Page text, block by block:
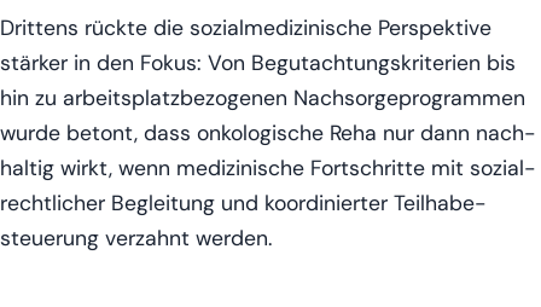
Drit­tens rück­te die sozi­al­me­di­zi­ni­sche Per­spek­ti­ve
stär­ker in den Fokus: Von Begut­ach­tungs­kri­te­ri­en bis
hin zu arbeits­platz­be­zo­ge­nen Nach­sor­ge­pro­gram­men
wur­de betont, dass onko­lo­gi­sche Reha nur dann nach­
hal­tig wirkt, wenn medi­zi­ni­sche Fort­schrit­te mit sozi­al­
recht­li­cher Beglei­tung und koor­di­nier­ter Teil­ha­be­
steue­rung ver­zahnt werden.